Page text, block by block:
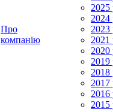
Про
компанію
2025
2024
2023
2021
2020
2019
2018
2017
2016
2015